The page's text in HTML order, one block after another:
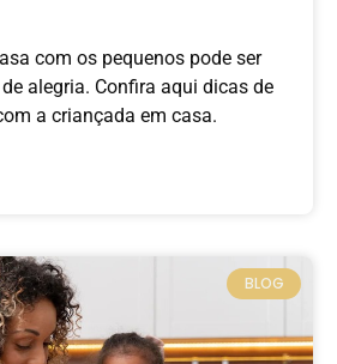
com os pequenos pode ser
alegria. Confira aqui dicas de
a criançada em casa.
BLOG